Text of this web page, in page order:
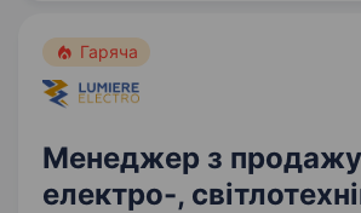
Гаряча
Менеджер з продажу
електро-,